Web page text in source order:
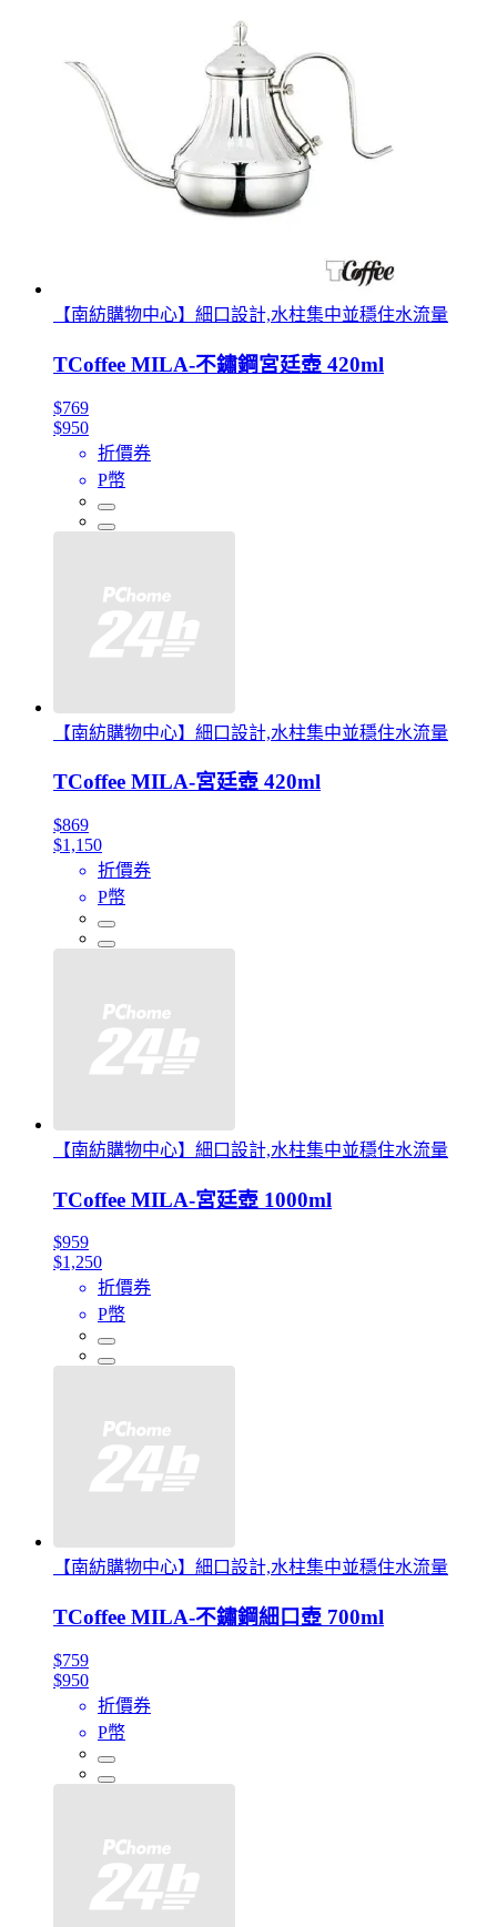
【南紡購物中心】細口設計,水柱集中並穩住水流量
TCoffee MILA-不鏽鋼宮廷壺 420ml
$769
$950
折價券
P幣
【南紡購物中心】細口設計,水柱集中並穩住水流量
TCoffee MILA-宮廷壺 420ml
$869
$1,150
折價券
P幣
【南紡購物中心】細口設計,水柱集中並穩住水流量
TCoffee MILA-宮廷壺 1000ml
$959
$1,250
折價券
P幣
【南紡購物中心】細口設計,水柱集中並穩住水流量
TCoffee MILA-不鏽鋼細口壺 700ml
$759
$950
折價券
P幣